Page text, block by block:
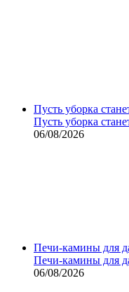
Пусть уборка
Пусть уборка
06/08/2026
Печи-камины для
Печи-камины для
06/08/2026